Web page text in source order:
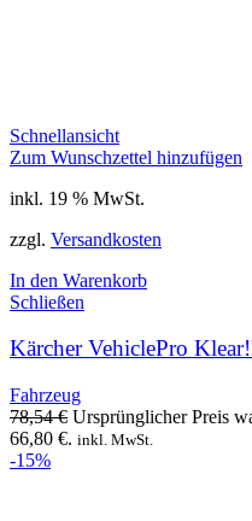
Schnellansicht
Zum Wunschzettel hinzufügen
inkl. 19 % MwSt.
zzgl. Versandkosten
In den Warenkorb
Schließen
Kärcher VehiclePro
Fahrzeug
78,54€ Ursprünglicher Preis
66,80 €. inkl. MwSt.
-15%